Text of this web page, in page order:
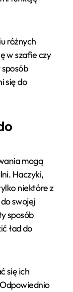
różnych
w szafie czy
się do
mogą
Haczyki,
niektóre z
swojej
sposób
ład do
się ich